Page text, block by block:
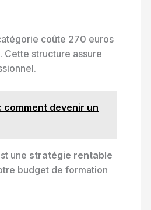
catégorie coûte 270 euros
Cette structure assure
devenir un
une stratégie rentable
budget de formation